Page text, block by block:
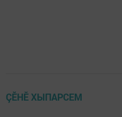
ÇӖНӖ ХЫПАРСЕМ